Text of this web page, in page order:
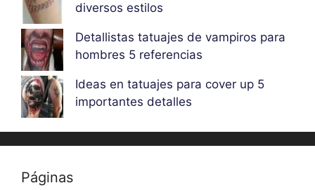
diversos estilos
Detallistas tatuajes de vampiros para
hombres 5 referencias
Ideas en tatuajes para cover up 5
importantes detalles
Páginas